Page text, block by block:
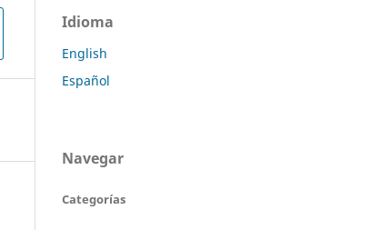
Idioma
English
Español
Navegar
Categorías